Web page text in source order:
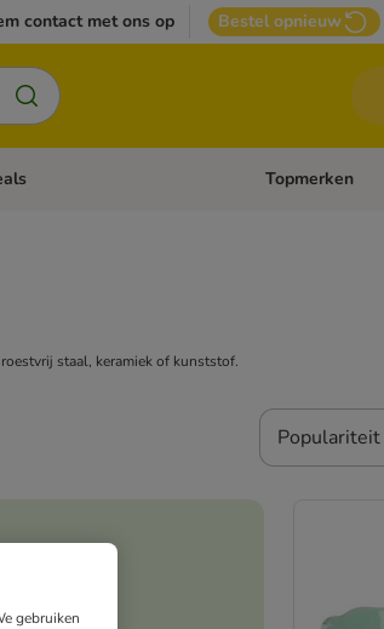
contact met ons op Bestel opnieuw
Overige huisdieren Open
Topmerken
staal, keramiek of kunststof.
Populariteit
gebruiken